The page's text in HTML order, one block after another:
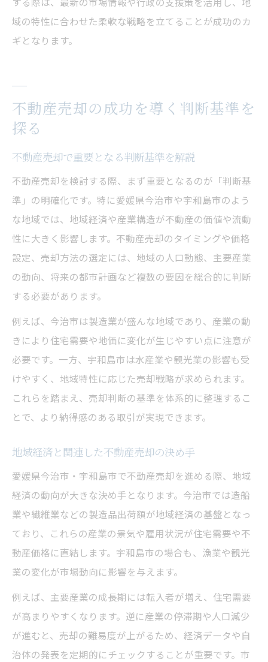
域の特性に合わせた柔軟な戦略を立てることが成功のカ
ギとなります。
不動産売却の成功を導く判断基準を
探る
不動産売却で重要となる判断基準を解説
不動産売却を検討する際、まず重要となるのが「判断基
準」の明確化です。特に愛媛県今治市や宇和島市のよう
な地域では、地域経済や産業構造が不動産の価値や流動
性に大きく影響します。不動産売却のタイミングや価格
設定、売却方法の選定には、地域の人口動態、主要産業
の動向、将来の都市計画など複数の要因を総合的に判断
する必要があります。
例えば、今治市は製造業が盛んな地域であり、産業の動
きにより住宅需要や地価に変化が生じやすい点に注意が
必要です。一方、宇和島市は水産業や観光業の影響も受
けやすく、地域特性に応じた売却戦略が求められます。
これらを踏まえ、売却判断の基準を体系的に整理するこ
とで、より納得感のある取引が実現できます。
地域経済と関連した不動産売却の決め手
愛媛県今治市・宇和島市で不動産売却を進める際、地域
経済の動向が大きな決め手となります。今治市では造船
業や繊維業などの製造品出荷額が地域経済の基盤となっ
ており、これらの産業の景気や雇用状況が住宅需要や不
動産価格に直結します。宇和島市の場合も、漁業や観光
業の変化が市場動向に影響を与えます。
例えば、主要産業の成長期には転入者が増え、住宅需要
が高まりやすくなります。逆に産業の停滞期や人口減少
が進むと、売却の難易度が上がるため、経済データや自
治体の発表を定期的にチェックすることが重要です。市